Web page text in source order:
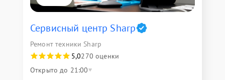
Сервисный центр Sharp
Ремонт техники Sharp
5,0270 оценки
Открыто до 21:00